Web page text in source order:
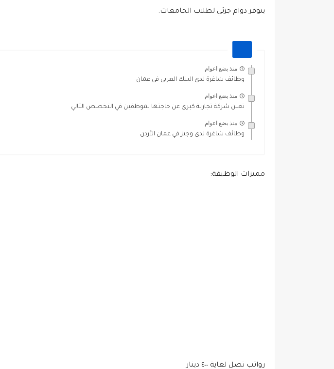
يتوفر دوام جزئي لطلاب الجامعات.
منذ بضع اعوام
وظائف شاغرة لدى البنك العربي في عمان
منذ بضع اعوام
تعلن شركة تجارية كبرى عن حاجتها لموظفين في التخصص التالي
منذ بضع اعوام
وظائف شاغرة لدى وجيز في عمان الأردن
مميزات الوظيفة:
رواتب تصل لغاية ٤٠٠ دينار